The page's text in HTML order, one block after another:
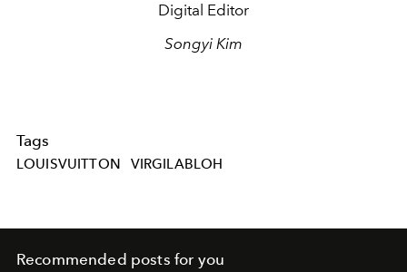
Digital Editor
Songyi Kim
Tags
LOUISVUITTON VIRGILABLOH
Recommended posts for you